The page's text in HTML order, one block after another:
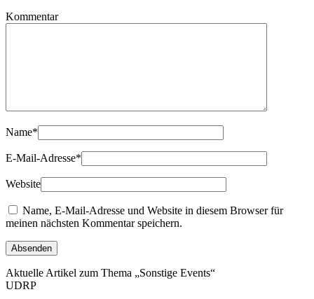
Kommentar
Name*
E-Mail-Adresse*
Website
Name, E-Mail-Adresse und Website in diesem Browser für
meinen nächsten Kommentar speichern.
Aktuelle Artikel zum Thema „Sonstige Events“
UDRP